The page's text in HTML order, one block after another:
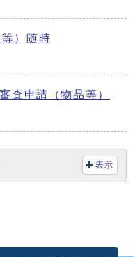
）随時
査申請（物品等）
表示